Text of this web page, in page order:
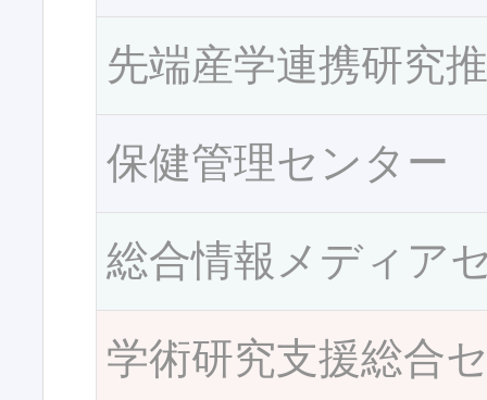
先端産学連携研究
保健管理センター
総合情報メディア
学術研究支援総合